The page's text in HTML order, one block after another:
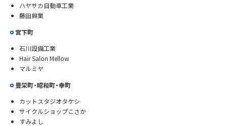
ハヤサカ自動車工業
藤田興業
宮下町
石川設備工業
Hair Salon Mellow
マルミヤ
豊栄町・昭和町・幸町
カットスタジオタケシ
サイクルショップこさか
すみよし